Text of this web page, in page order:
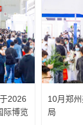
2026
际博览
10月郑
局